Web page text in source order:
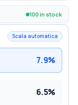
100 in stock
Scala automatica
7.9%
6.5%